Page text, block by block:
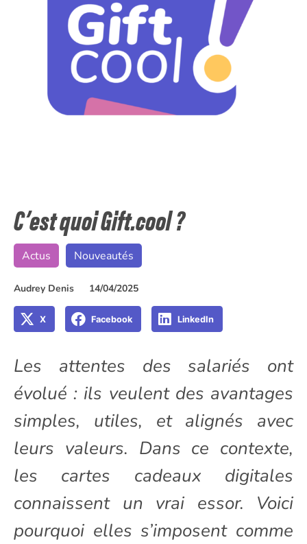
C’est quoi Gift.cool ?
Actus Nouveautés
Audrey Denis 14/04/2025
X Facebook LinkedIn
Les attentes des salariés ont
évolué : ils veulent des avantages
simples, utiles, et alignés avec
leurs valeurs. Dans ce contexte,
les cartes cadeaux digitales
connaissent un vrai essor. Voici
pourquoi elles s’imposent comme